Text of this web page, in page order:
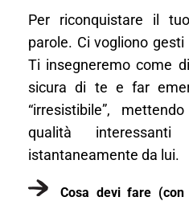
Per riconquistare il
parole. Ci vogliono
Ti insegneremo come
sicura di te e far
“irresistibile”,
qualità
istantaneamente da lui.
Cosa devi fare